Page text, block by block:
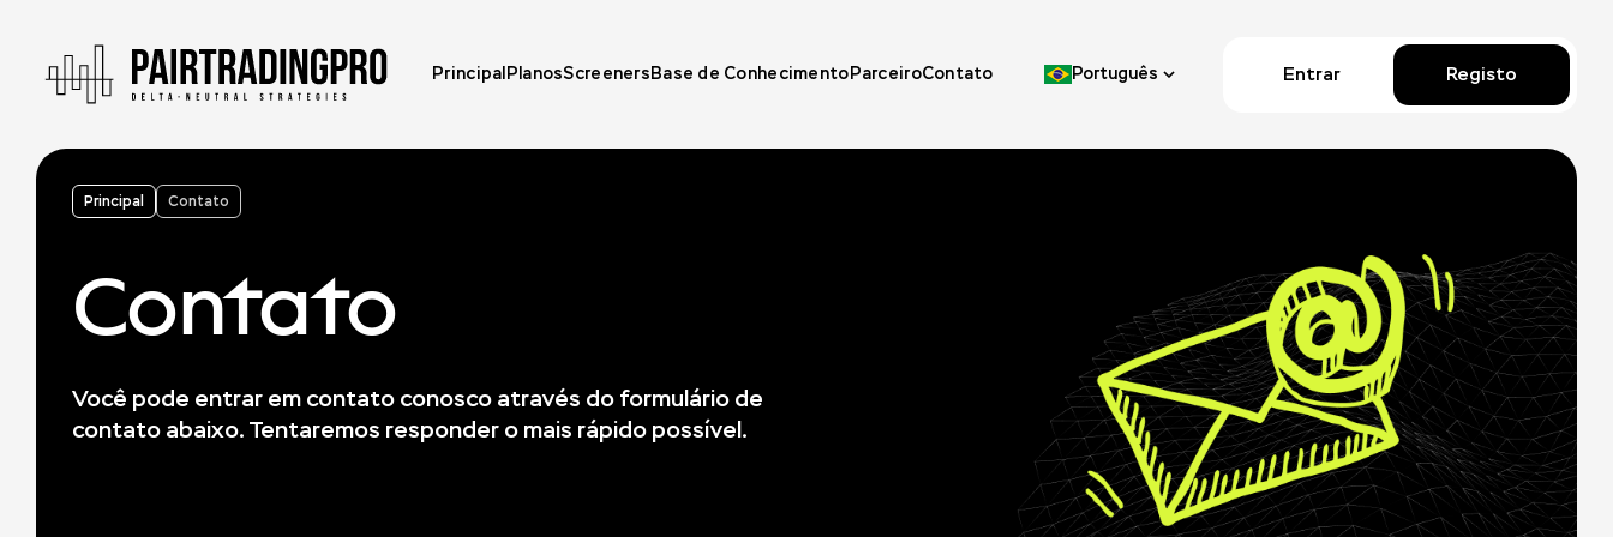
Principal PlanosScreenersBase de ConhecimentoParceiroContato Português Entrar Registo
Principal Contato
Contato
Você pode entrar em contato conosco através do formulário de
contato abaixo. Tentaremos responder o mais rápido possível.